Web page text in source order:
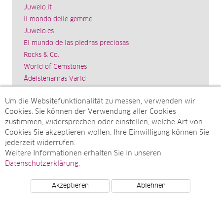
Juwelo.it
Il mondo delle gemme
Juwelo.es
El mundo de las piedras preciosas
Rocks & Co.
World of Gemstones
Ädelstenarnas Värld
Impressum
SITEMAP
Sitemap
Monatsarchive
Top-Artikel
Um die Websitefunktionalität zu messen, verwenden wir
Cookies. Sie können der Verwendung aller Cookies
zustimmen, widersprechen oder einstellen, welche Art von
Cookies Sie akzeptieren wollen. Ihre Einwilligung können Sie
jederzeit widerrufen.
Weitere Informationen erhalten Sie in unseren
Datenschutzerklärung.
Akzeptieren Ablehnen